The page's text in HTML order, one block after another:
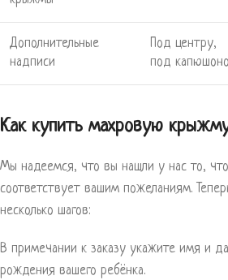
Дополнительные
надписи
Под центру,
под
Как купить махровую
Мы надеемся, что вы нашли у нас то,
соответствует вашим пожеланиям.
несколько шагов:
В примечании к заказу укажите имя и
рождения вашего ребёнка.